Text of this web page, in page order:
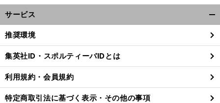
サービス
閉
る
推奨環境
集英社ID・スポルティーバIDとは
利用規約・会員規約
特定商取引法に基づく表示・その他の事項